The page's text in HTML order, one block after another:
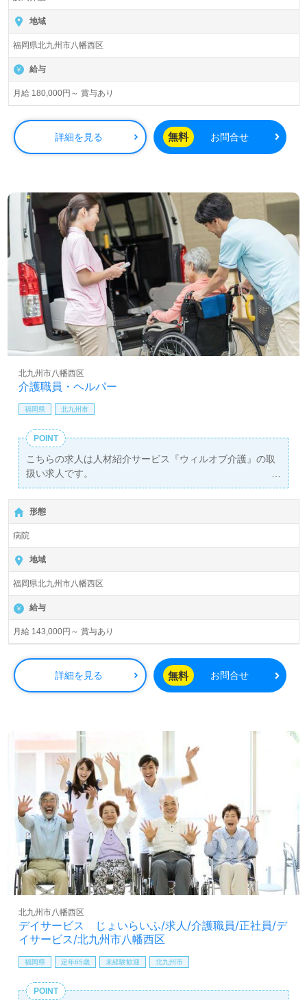
地域
福岡県北九州市八幡西区
給与
月給 180,000円～ 賞与あり
詳細を見る 無料 お問合せ
介護職員・ヘルパー
北九州市八幡西区
福岡県 北九州市
POINT
こちらの求人は人材紹介サービス『ウィルオブ介護』の取
扱い求人です。
詳細に関してお気軽にご相談ください♪
【無料】で皆さんの転職活動をサポートいたします。
形態
病院
地域
福岡県北九州市八幡西区
給与
月給 143,000円～ 賞与あり
詳細を見る 無料 お問合せ
デイサービス じょいらいふ/求人/介護職員/正社員/デ
イサービス/北九州市八幡西区
北九州市八幡西区
福岡県 定年65歳 未経験歓迎 北九州市
POINT